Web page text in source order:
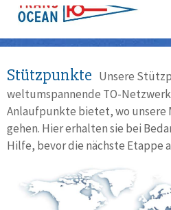
Stützpunkte Unsere
weltumspannende TO-
Anlaufpunkte bietet, wo unsere
gehen. Hier erhalten sie bei
Hilfe, bevor die nächste Etappe